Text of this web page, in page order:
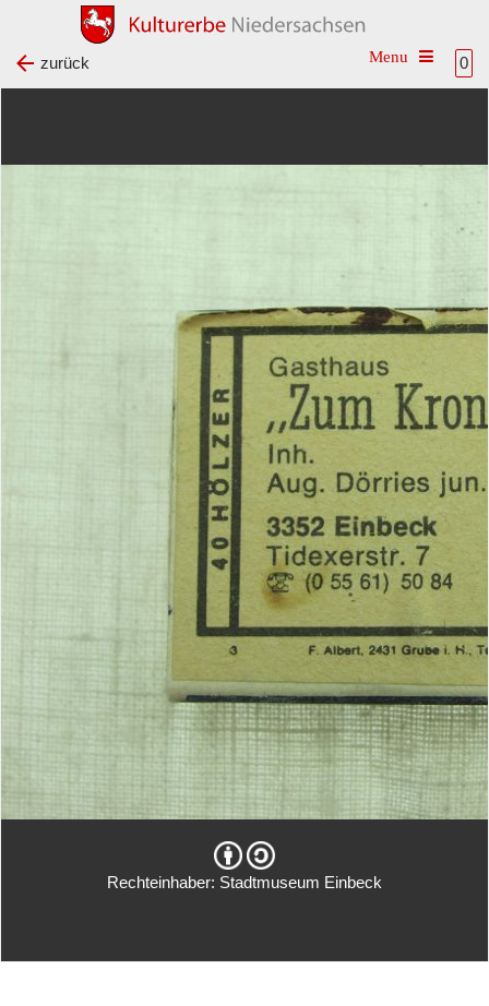
0
Toggle
zurück
Rechteinhaber: Stadtmuseum Einbeck